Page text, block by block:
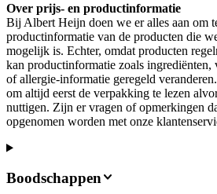
Over prijs- en productinformatie
Bij Albert Heijn doen we er alles aan om
productinformatie van de producten die
mogelijk is. Echter, omdat producten
kan productinformatie zoals ingrediënten,
of allergie-informatie geregeld
om altijd eerst de verpakking te lezen
nuttigen. Zijn er vragen of opmerkingen
opgenomen worden met onze
Boodschappen